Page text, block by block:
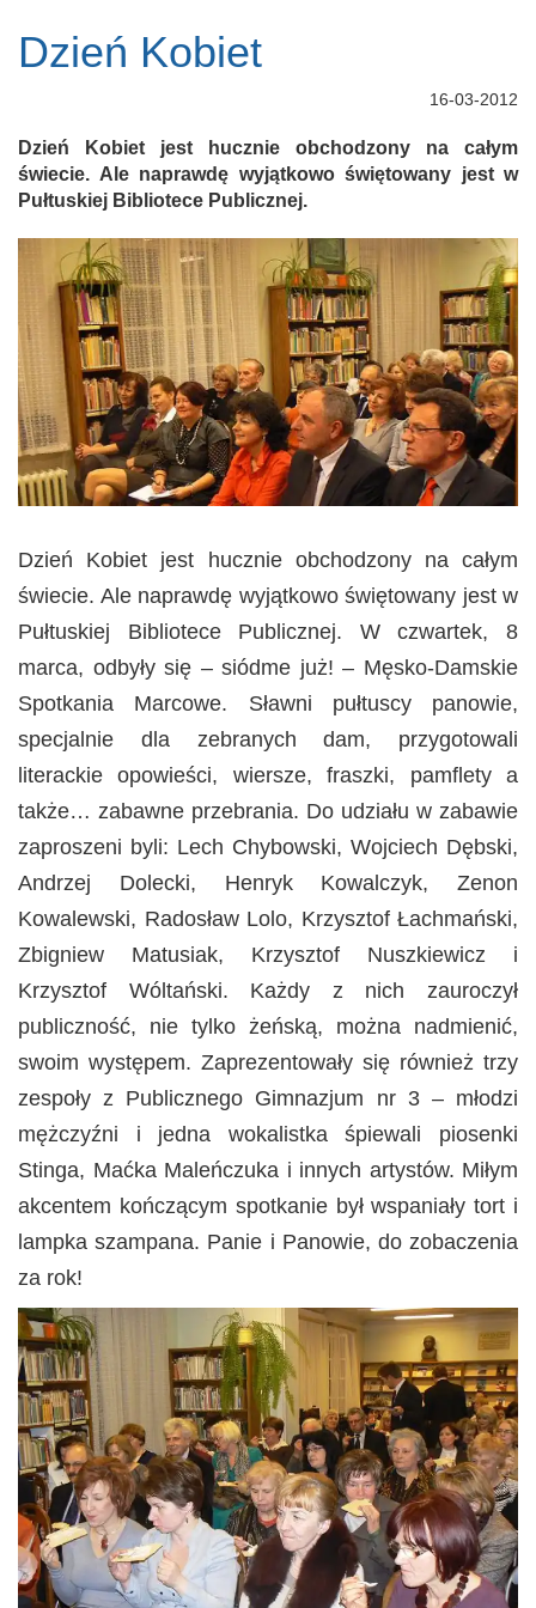
Dzień Kobiet
16-03-2012
Dzień Kobiet jest hucznie obchodzony na całym
świecie. Ale naprawdę wyjątkowo świętowany jest w
Pułtuskiej Bibliotece Publicznej.
Dzień Kobiet jest hucznie obchodzony na całym
świecie. Ale naprawdę wyjątkowo świętowany jest w
Pułtuskiej Bibliotece Publicznej. W czwartek, 8
marca, odbyły się – siódme już! – Męsko-Damskie
Spotkania Marcowe. Sławni pułtuscy panowie,
specjalnie dla zebranych dam, przygotowali
literackie opowieści, wiersze, fraszki, pamflety a
także… zabawne przebrania. Do udziału w zabawie
zaproszeni byli: Lech Chybowski, Wojciech Dębski,
Andrzej Dolecki, Henryk Kowalczyk, Zenon
Kowalewski, Radosław Lolo, Krzysztof Łachmański,
Zbigniew Matusiak, Krzysztof Nuszkiewicz i
Krzysztof Wóltański. Każdy z nich zauroczył
publiczność, nie tylko żeńską, można nadmienić,
swoim występem. Zaprezentowały się również trzy
zespoły z Publicznego Gimnazjum nr 3 – młodzi
mężczyźni i jedna wokalistka śpiewali piosenki
Stinga, Maćka Maleńczuka i innych artystów. Miłym
akcentem kończącym spotkanie był wspaniały tort i
lampka szampana. Panie i Panowie, do zobaczenia
za rok!